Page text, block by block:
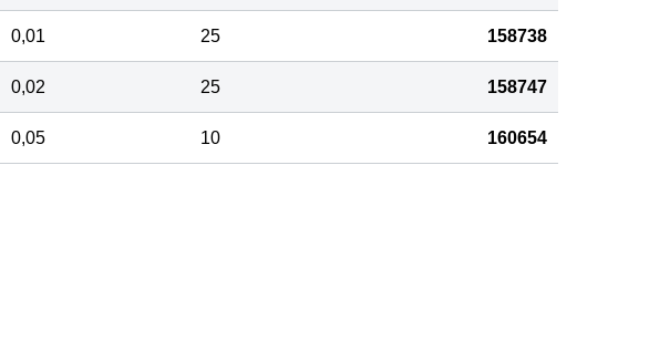
0,01 25 158738
0,02 25 158747
0,05 10 160654